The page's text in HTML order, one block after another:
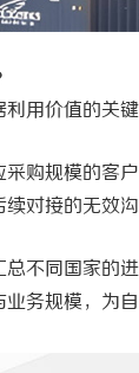
用价值的关
购规模的客
对接的无效
不同国家的
务规模，为